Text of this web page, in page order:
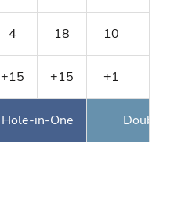
4 18 10
+15 +15 +1
Hole-in-One Double